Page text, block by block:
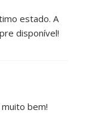
estado. A
disponível!
bem!